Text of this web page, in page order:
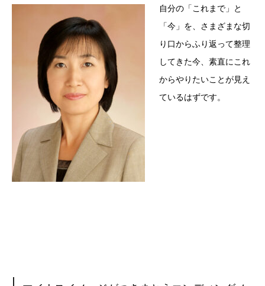
自分の「これまで」と
「今」を、さまざまな切
り口からふり返って整理
してきた今、素直にこれ
からやりたいことが見え
ているはずです。